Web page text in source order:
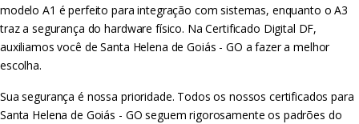
modelo A1 é perfeito para integração com sistemas, enquanto o A3
traz a segurança do hardware físico. Na Certificado Digital DF,
auxiliamos você de Santa Helena de Goiás - GO a fazer a melhor
escolha.
Sua segurança é nossa prioridade. Todos os nossos certificados para
Santa Helena de Goiás - GO seguem rigorosamente os padrões do